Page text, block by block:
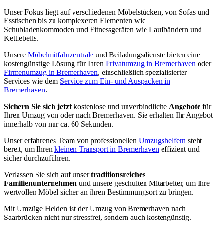
Unser Fokus liegt auf verschiedenen Möbelstücken, von Sofas und
Esstischen bis zu komplexeren Elementen wie
Schubladenkommoden und Fitnessgeräten wie Laufbändern und
Kettlebells.
Unsere Möbelmitfahrzentrale und Beiladungsdienste bieten eine
kostengünstige Lösung für Ihren Privatumzug in Bremerhaven oder
Firmenumzug in Bremerhaven, einschließlich spezialisierter
Services wie dem Service zum Ein- und Auspacken in
Bremerhaven.
Sichern Sie sich jetzt kostenlose und unverbindliche Angebote für
Ihren Umzug von oder nach Bremerhaven. Sie erhalten Ihr Angebot
innerhalb von nur ca. 60 Sekunden.
Unser erfahrenes Team von professionellen Umzugshelfern steht
bereit, um Ihren kleinen Transport in Bremerhaven effizient und
sicher durchzuführen.
Verlassen Sie sich auf unsertraditionsreiches
Familienunternehmen und unsere geschulten Mitarbeiter, um Ihre
wertvollen Möbel sicher an ihren Bestimmungsort zu bringen.
Mit Umzüge Helden ist der Umzug von Bremerhaven nach
Saarbrücken nicht nur stressfrei, sondern auch kostengünstig.